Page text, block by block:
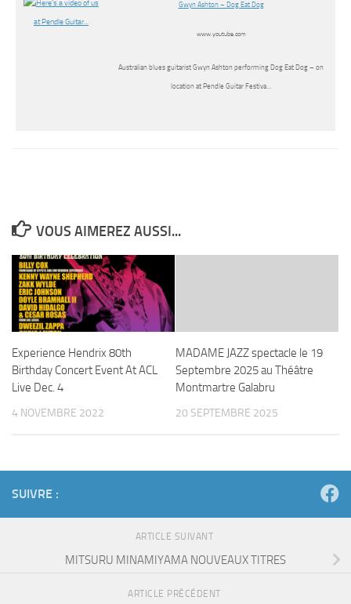
Gwyn Ashton – Dog Eat Dog
www.youtube.com
Australian blues guitarist Gwyn Ashton performing Dog Eat Dog – on
location at Pendle Guitar Festiva…
VOUS AIMEREZ AUSSI...
Experience Hendrix 80th
Birthday Concert Event At ACL
Live Dec. 4
4 NOVEMBRE 2022
MADAME JAZZ spectacle le 19
Septembre 2025 au Théâtre
Montmartre Galabru
20 SEPTEMBRE 2025
SUIVRE :
ARTICLE SUIVANT
MITSURU MINAMIYAMA NOUVEAUX TITRES
ARTICLE PRÉCÉDENT